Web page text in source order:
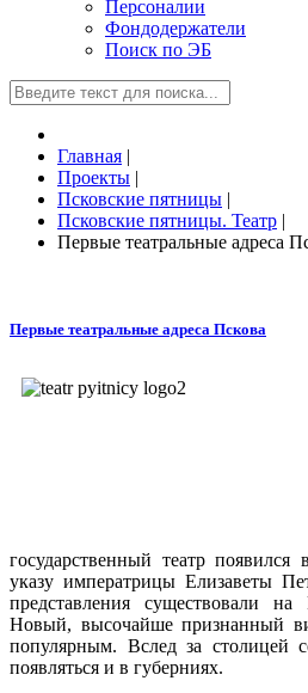
Персоналии
Фондодержатели
Поиск по ЭБ
Главная |
Проекты |
Псковские пятницы |
Псковские пятницы. Театр |
Первые театральные адреса
Первые театральные адреса Пскова
государственный театр
указу императрицы Елизаветы
представления существовали
Новый, высочайше признанный
популярным. Вслед за столицей
появляться и в губерниях.